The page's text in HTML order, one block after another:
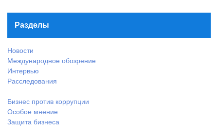
Разделы
Новости
Международное обозрение
Интервью
Расследования
Бизнес против коррупции
Особое мнение
Защита бизнеса